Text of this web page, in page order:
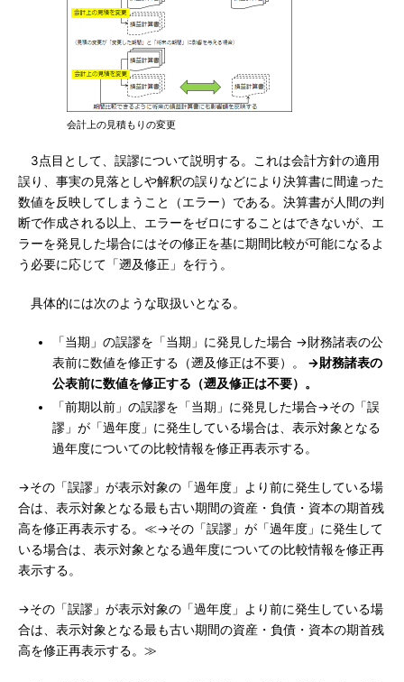
会計上の見積もりの変更
3点目として、誤謬について説明する。これは会計方針の適用
誤り、事実の見落としや解釈の誤りなどにより決算書に間違った
数値を反映してしまうこと（エラー）である。決算書が人間の判
断で作成される以上、エラーをゼロにすることはできないが、エ
ラーを発見した場合にはその修正を基に期間比較が可能になるよ
う必要に応じて「遡及修正」を行う。
具体的には次のような取扱いとなる。
「当期」の誤謬を「当期」に発見した場合 →財務諸表の公
表前に数値を修正する（遡及修正は不要）。
→財務諸表の
公表前に数値を修正する（遡及修正は不要）。
「前期以前」の誤謬を「当期」に発見した場合→その「誤
謬」が「過年度」に発生している場合は、表示対象となる
過年度についての比較情報を修正再表示する。
→その「誤謬」が表示対象の「過年度」より前に発生している場
合は、表示対象となる最も古い期間の資産・負債・資本の期首残
高を修正再表示する。≪→その「誤謬」が「過年度」に発生して
いる場合は、表示対象となる過年度についての比較情報を修正再
表示する。
→その「誤謬」が表示対象の「過年度」より前に発生している場
合は、表示対象となる最も古い期間の資産・負債・資本の期首残
高を修正再表示する。≫